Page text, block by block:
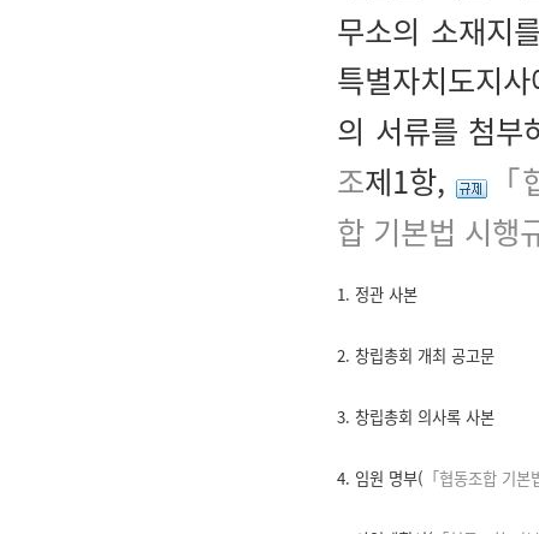
무소의 소재지
특별자치도지
의 서류를 첨부
조제1항,
「
합 기본법 시행
1. 정관 사본
2. 창립총회 개최 공고문
3. 창립총회 의사록 사본
4. 임원 명부( 「협동조합 기